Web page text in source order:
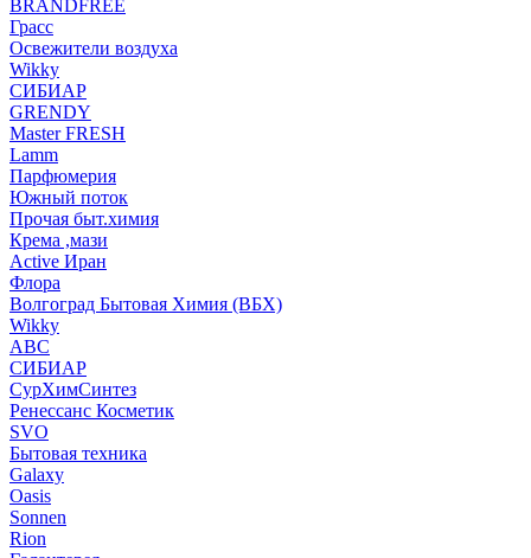
BRANDFREE
Грасс
Освежители воздуха
Wikky
СИБИАР
GRENDY
Master FRESH
Lamm
Парфюмерия
Южный поток
Прочая быт.химия
Крема ,мази
Аctive Иран
Флора
Волгоград Бытовая Химия (ВБХ)
Wikky
АВС
СИБИАР
СурХимСинтез
Ренессанс Косметик
SVO
Бытовая техника
Galaxy
Oasis
Sonnen
Rion